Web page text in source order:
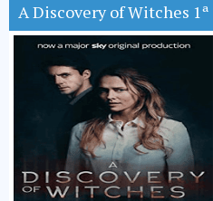
A Discovery of Witches